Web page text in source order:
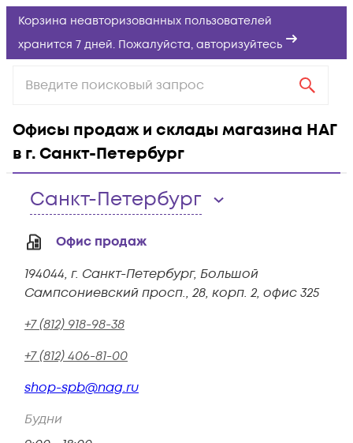
Корзина неавторизованных пользователей
хранится 7 дней. Пожалуйста, авторизуйтесь
Офисы продаж и склады магазина НАГ
в г. Санкт-Петербург
Санкт-Петербург
Офис продаж
194044, г. Санкт-Петербург, Большой
Сампсониевский просп., 28, корп. 2, офис 325
+7 (812) 918-98-38
+7 (812) 406-81-00
shop-spb@nag.ru
Будни